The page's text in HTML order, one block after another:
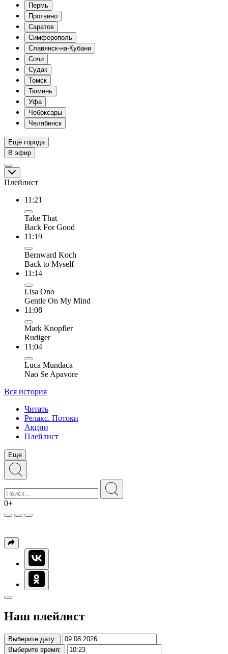
Пермь
Протвино
Саратов
Симферополь
Славянск-на-Кубани
Сочи
Судак
Томск
Тюмень
Уфа
Чебоксары
Челябинск
Ещё города
В эфир
Плейлист
11:21
Take That
Back For Good
11:19
Bernward Koch
Back to Myself
11:14
Lisa Ono
Gentle On My Mind
11:08
Mark Knopfler
Rudiger
11:04
Luca Mundaca
Nao Se Apavore
Вся история
Читать
Релакс. Потоки
Акции
Плейлист
Еще
0+
Наш плейлист
Выберите дату:
Выберите время: